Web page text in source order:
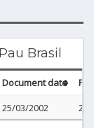
Brasil
Document date
25/03/2002 26/